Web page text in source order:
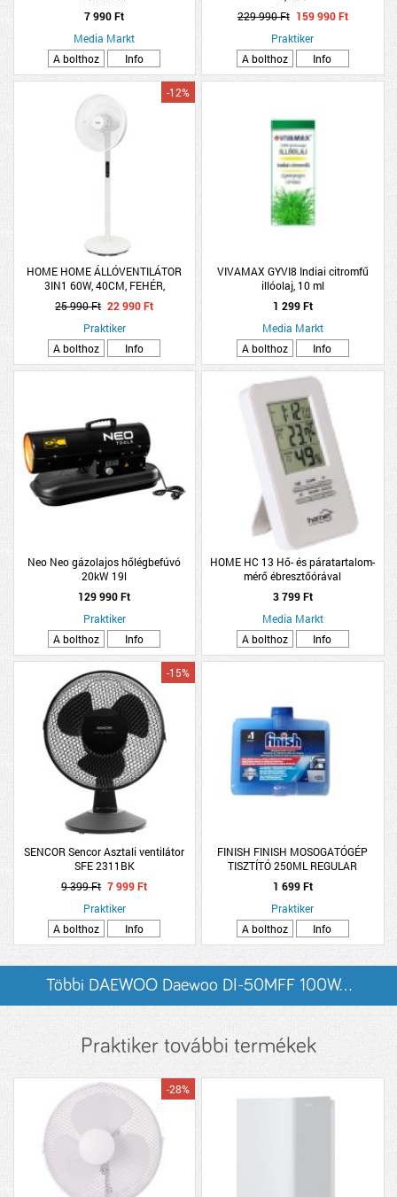
7 990 Ft
Media Markt
A bolthoz
Info
229 990 Ft 159 990 Ft
Praktiker
A bolthoz
Info
HOME HOME ÁLLÓVENTILÁTOR
3IN1 60W, 40CM, FEHÉR,
TÁVIRÁNYÍTÓVAL
-12%
25 990 Ft 22 990 Ft
Praktiker
A bolthoz
Info
VIVAMAX GYVI8 Indiai citromfű
illóolaj, 10 ml
1 299 Ft
Media Markt
A bolthoz
Info
Neo Neo gázolajos hőlégbefúvó
20kW 19l
129 990 Ft
Praktiker
A bolthoz
Info
HOME HC 13 Hő- és páratartalom-
mérő ébresztőórával
3 799 Ft
Media Markt
A bolthoz
Info
SENCOR Sencor Asztali ventilátor
SFE 2311BK
-15%
9 399 Ft 7 999 Ft
Praktiker
A bolthoz
Info
FINISH FINISH MOSOGATÓGÉP
TISZTÍTÓ 250ML REGULAR
1 699 Ft
Praktiker
A bolthoz
Info
Többi DAEWOO Daewoo DI-50MFF 100W...
Praktiker további termékek
-28%